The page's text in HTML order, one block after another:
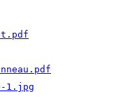
1.jpg